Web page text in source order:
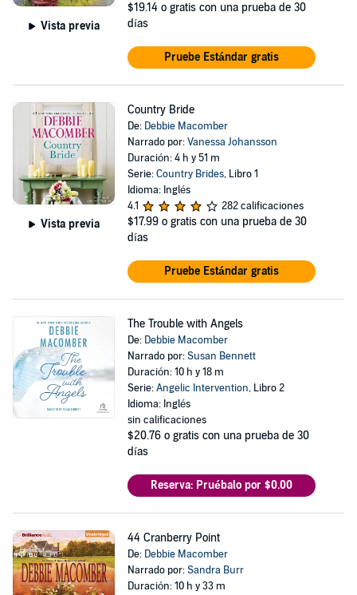
Vista previa
$19.14 o gratis con una prueba de 30
días
Pruebe Estándar gratis
Vista previa
Country Bride
De: Debbie Macomber
Narrado por:Vanessa Johansson
Duración: 4 h y 51 m
Serie:Country Brides, Libro 1
Idioma: Inglés
4.1
282 calificaciones
$17.99 o gratis con una prueba de 30
días
Pruebe Estándar gratis
The Trouble with Angels
De: Debbie Macomber
Narrado por:Susan Bennett
Duración: 10 h y 18 m
Serie:Angelic Intervention, Libro 2
Idioma: Inglés
sin calificaciones
$20.76 o gratis con una prueba de 30
días
Reserva: Pruébalo por $0.00
44 Cranberry Point
De: Debbie Macomber
Narrado por:Sandra Burr
Duración: 10 h y 33 m